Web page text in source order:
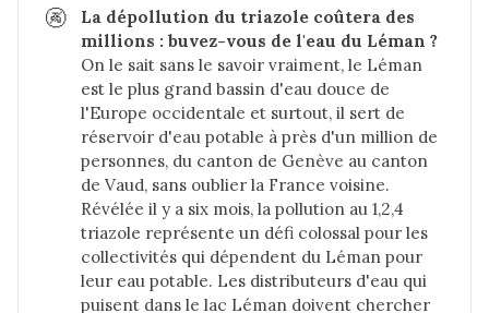
🚱
La dépollution du triazole coûtera des
millions : buvez-vous de l'eau du Léman ?
On le sait sans le savoir vraiment, le Léman
est le plus grand bassin d'eau douce de
l'Europe occidentale et surtout, il sert de
réservoir d'eau potable à près d'un million de
personnes, du canton de Genève au canton
de Vaud, sans oublier la France voisine.
Révélée il y a six mois, la pollution au 1,2,4
triazole représente un défi colossal pour les
collectivités qui dépendent du Léman pour
leur eau potable. Les distributeurs d'eau qui
puisent dans le lac Léman doivent chercher